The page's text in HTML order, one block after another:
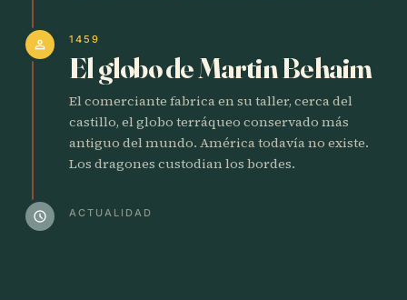
person 1459
El globo de Martin Behaim
El comerciante fabrica en su taller, cerca del
castillo, el globo terráqueo conservado más
antiguo del mundo. América todavía no existe.
Los dragones custodian los bordes.
schedule ACTUALIDAD